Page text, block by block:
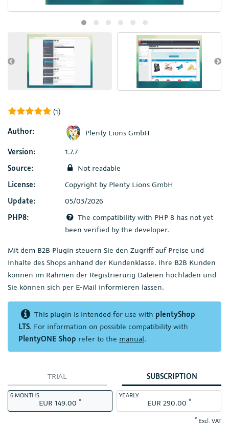
(1)
Author:
Plenty Lions GmbH
Version:
1.7.7
Source:
Not readable
License:
Copyright by Plenty Lions GmbH
Update:
05/03/2026
PHP8:
The compatibility with PHP 8 has not yet
been verified by the developer.
Mit dem B2B Plugin steuern Sie den Zugriff auf Preise und
Inhalte des Shops anhand der Kundenklasse. Ihre B2B Kunden
können im Rahmen der Registrierung Dateien hochladen und
Sie können sich per E-Mail informieren lassen.
This plugin is intended for use with plentyShop
LTS. For information on possible compatibility with
PlentyONE Shop refer to the manual.
TRIAL SUBSCRIPTION
6 MONTHS
EUR 149.00 *
YEARLY
EUR 290.00 *
* Excl. VAT